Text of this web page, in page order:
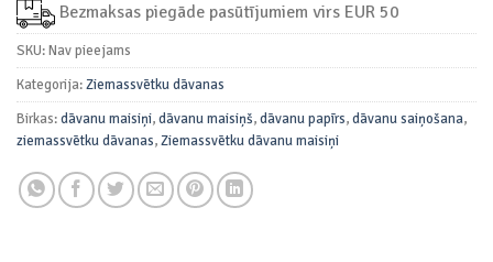
Bezmaksas piegāde pasūtījumiem virs EUR 50
SKU:Nav pieejams
Kategorija:Ziemassvētku dāvanas
Birkas:dāvanu maisiņi,dāvanu maisiņš,dāvanu papīrs,dāvanu saiņošana,
ziemassvētku dāvanas,Ziemassvētku dāvanu maisiņi